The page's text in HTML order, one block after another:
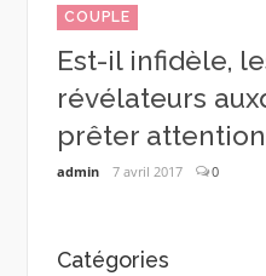
COUPLE
Est-il infidèle,
révélateurs
prêter attention
admin 7 avril 2017 0
Catégories